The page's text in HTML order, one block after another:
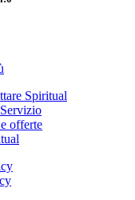
Spiritual
offerte